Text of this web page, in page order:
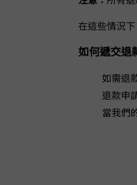
在這些情況
如何遞交退
如需退
退款申
當我們